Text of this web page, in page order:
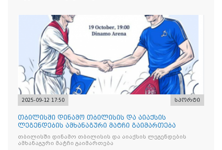
2025-09-12 17:50 სპორტი
თბილისში დინამო თბილისის და აიაქსის
ლეგენდების ამხანაგური მატჩი გაიმართება
თბილისში დინამო თბილისის და აიაქსის ლეგენდების
ამხანაგური მატჩი გაიმართება